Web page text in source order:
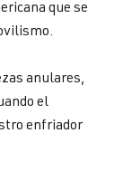
que se
anulares,
el
enfriador